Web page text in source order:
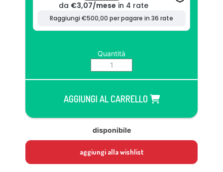
Quantità
AGGIUNGI AL CARRELLO
disponibile
aggiungi alla wishlist